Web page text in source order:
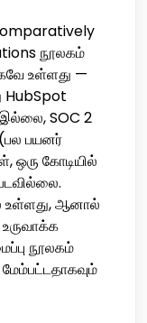
நூலகம்
உள்ளது —
HubSpot
SOC 2
பயனர்
ஒரு கோடியில்
உள்ளது, ஆனால்
நூலகம்